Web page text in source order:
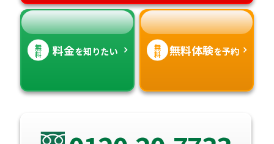
高知県
沖縄県
無
料 料金を知りたい 無
料 無料体験を予約